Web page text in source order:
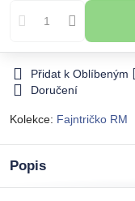
Přidat k Oblíbeným
Doručení
Kolekce: Fajntričko RM
Popis